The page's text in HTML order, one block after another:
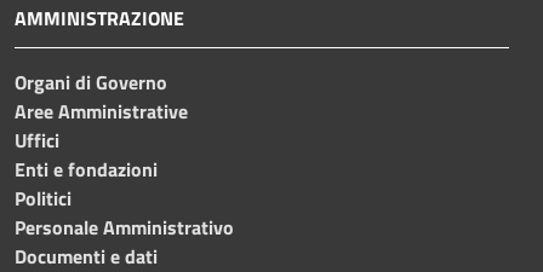
AMMINISTRAZIONE
Organi di Governo
Aree Amministrative
Uffici
Enti e fondazioni
Politici
Personale Amministrativo
Documenti e dati